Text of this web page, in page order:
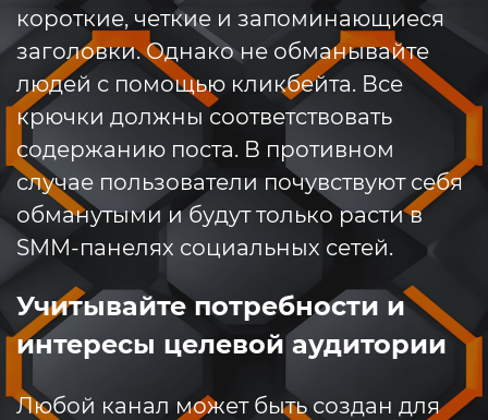
короткие, четкие и запоминающиеся
заголовки. Однако не обманывайте
людей с помощью кликбейта. Все
крючки должны соответствовать
содержанию поста. В противном
случае пользователи почувствуют себя
обманутыми и будут только расти в
SMM-панелях социальных сетей.
Учитывайте потребности и
интересы целевой аудитории
Любой канал может быть создан для